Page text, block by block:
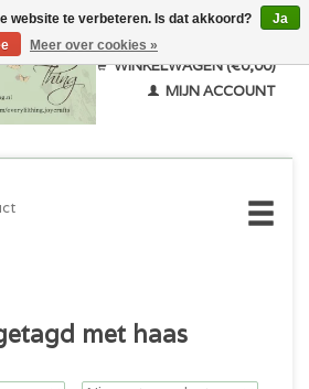
WINKELWAGEN (€0,00)
MIJN ACCOUNT
met haas
website te verbeteren. Is dat akkoord?
Ja
Meer over cookies »